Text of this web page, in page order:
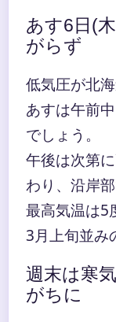
あす6日(
がらず
低気圧が北
あすは午前
でしょう。
午後は次第
わり、沿岸
最高気温は5
3月上旬並み
週末は寒
がちに